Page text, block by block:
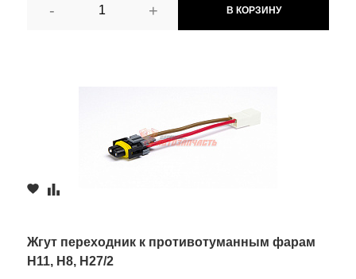
- + В КОРЗИНУ
Жгут переходник к противотуманным фарам
Н11, H8, H27/2